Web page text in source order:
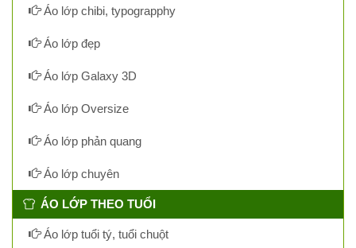
Áo lớp chibi, typograpphy
Áo lớp đẹp
Áo lớp Galaxy 3D
Áo lớp Oversize
Áo lớp phản quang
Áo lớp chuyên
ÁO LỚP THEO TUỔI
Áo lớp tuổi tý, tuổi chuột